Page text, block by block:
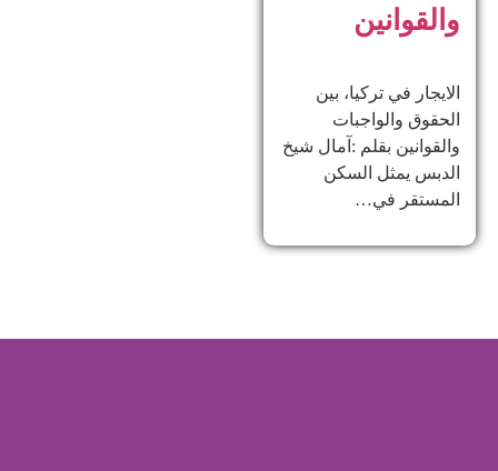
والقوانين
الايجار في تركيا، بين
الحقوق والواجبات
والقوانين بقلم :آمال شيخ
الدبس يمثل السكن
المستقر في…